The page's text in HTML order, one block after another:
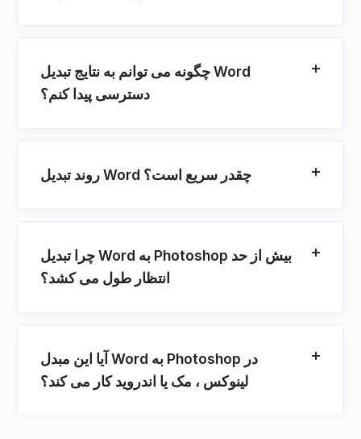
چگونه می توانم به نتایج تبدیل Word
دسترسی پیدا کنم؟
روند تبدیل Word چقدر سریع است؟
چرا تبدیل Word به Photoshop بیش از حد
انتظار طول می کشد؟
آیا این مبدل Word به Photoshop در
لینوکس ، مک یا اندروید کار می کند؟